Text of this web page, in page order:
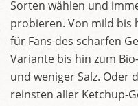
Sorten wählen und
probieren. Von mild bis
für Fans des scharfen
Variante bis hin zum
und weniger Salz. Oder
reinsten aller Ketchup-